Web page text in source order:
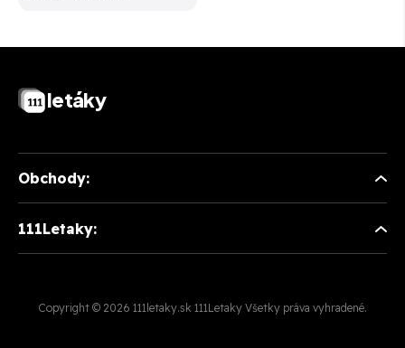
letáky
Obchody:
111Letaky:
Copyright © 2026 111letaky.sk 111Letaky Všetky práva vyhradené.